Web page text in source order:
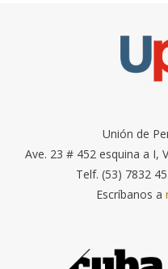
Unión de
Ave. 23 # 452 esquina a I,
Telf. (53) 7832
Escríbanos a